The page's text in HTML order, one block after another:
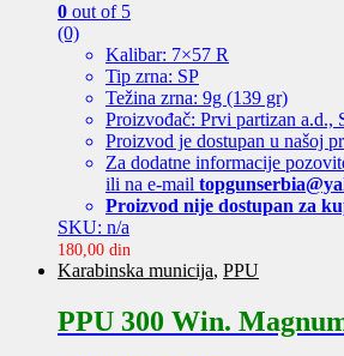
0 out of 5
(0)
Kalibar: 7×57 R
Tip zrna: SP
Težina zrna: 9g (139 gr)
Proizvođač: Prvi partizan a.d.,
Proizvod je dostupan u našoj
Za dodatne informacije
ili na e-mail
Proizvod nije dostupan za
SKU: n/a
180,00 din
Karabinska municija, PPU
PPU 300 Win.